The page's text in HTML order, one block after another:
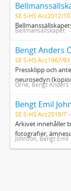
SE S-HS Acc2012/
Bellmansällskapet
Bengt Anders
SE S-HS Acc1967/93
Pressklipp och
neurosedyn
Örne, Bengt Anders
Bengt Emil
SE S-HS Acc2018/7
Arkivet innehåller
fotografier,
Johnson, Bengt Emil